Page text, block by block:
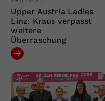
Upper Austria Ladies
Linz: Kraus verpasst
weitere
Überraschung